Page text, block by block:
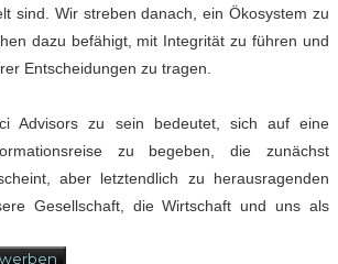
sind. Wir streben danach, ein Ökosystem zu
dazu befähigt, mit Integrität zu führen und
Entscheidungen zu tragen.
Advisors zu sein bedeutet, sich auf eine
zu begeben, die zunächst
aber letztendlich zu herausragenden
Gesellschaft, die Wirtschaft und uns als